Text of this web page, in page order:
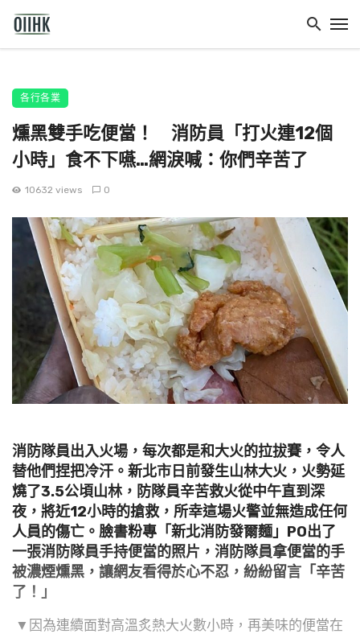
各行各業
燻黑雙手吃便當！ 消防員「打火連12個
小時」食不下嚥…網淚喊：你們辛苦了
10632 views 0
消防隊員出入火場，每次都是和大火的拉拔賽，令人
替他們捏把冷汗。新北市日前發生山林大火，火勢延
燒了3.5公頃山林，防隊員辛苦救火從中午直到深
夜，將近12小時的搶救，所幸這場火警並無造成任何
人員的傷亡。臉書粉專「新北消防發爾麵」PO出了
一張消防隊員手持便當的照片，消防隊員拿便當的手
被濃煙燻黑，讓網友看得於心不忍，紛紛留言「辛苦
了！」
▼因為連續面對高溫炙熱大火數小時，再美味的便當在